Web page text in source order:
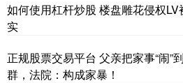
如何使用杠杆炒股 楼盘雕花侵权
实
正规股票交易平台 父亲把家事“闹”
群，法院：构成家暴！